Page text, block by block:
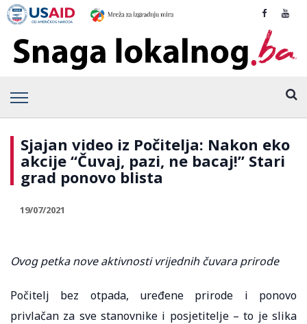
Sjajan video iz Počitelja: Nakon eko
akcije “Čuvaj, pazi, ne bacaj!” Stari
grad ponovo blista
19/07/2021
Ovog petka nove aktivnosti vrijednih čuvara prirode
Počitelj bez otpada, uređene prirode i ponovo
privlačan za sve stanovnike i posjetitelje – to je slika